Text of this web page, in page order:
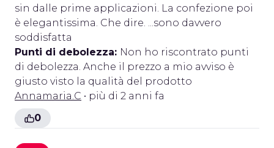
sin dalle prime applicazioni. La confezione poi
è elegantissima. Che dire. ...sono davvero
soddisfatta
Punti di debolezza: Non ho riscontrato punti
di debolezza. Anche il prezzo a mio avviso è
giusto visto la qualità del prodotto
Annamaria.C • più di 2 anni fa
0